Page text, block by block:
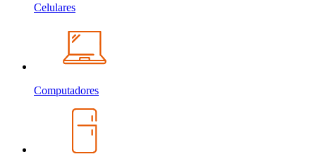
Celulares
Computadores